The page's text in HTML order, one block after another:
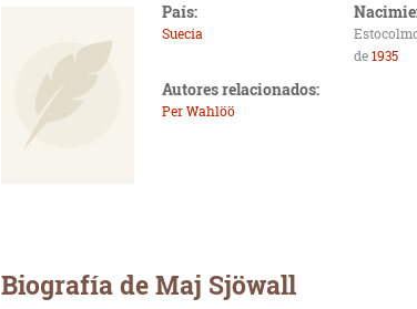
País:
Suecia
de1935
Autores relacionados:
Per Wahlöö
Biografía de Maj Sjöwall